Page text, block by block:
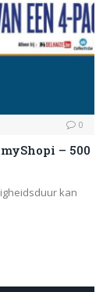
0
– 500
kan